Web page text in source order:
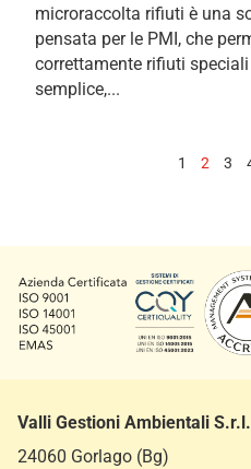
microraccolta rifiuti è una
pensata per le PMI, che
correttamente rifiuti
semplice,...
1 2 3
Valli Gestioni Ambientali S.r.l.
24060 Gorlago (Bg)